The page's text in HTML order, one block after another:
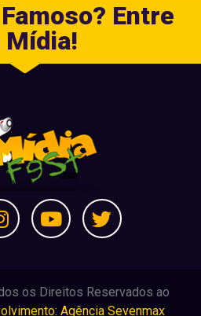
Entre
Mídia!
os Direitos Reservados ao
Agência Sevenmax